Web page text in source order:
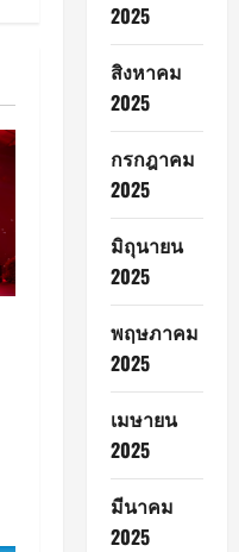
2025
สิงหาคม
2025
กรกฎาคม
2025
มิถุนายน
2025
พฤษภาคม
2025
เมษายน
2025
มีนาคม
2025